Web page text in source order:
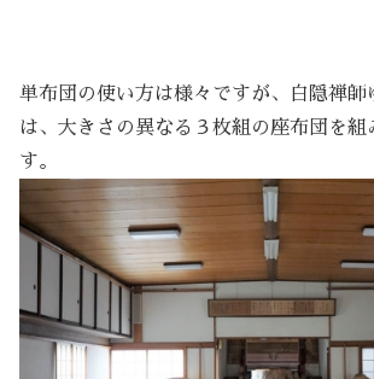
単布団の使い方は様々ですが、白隠禅師
は、大きさの異なる３枚組の座布団を組
す。